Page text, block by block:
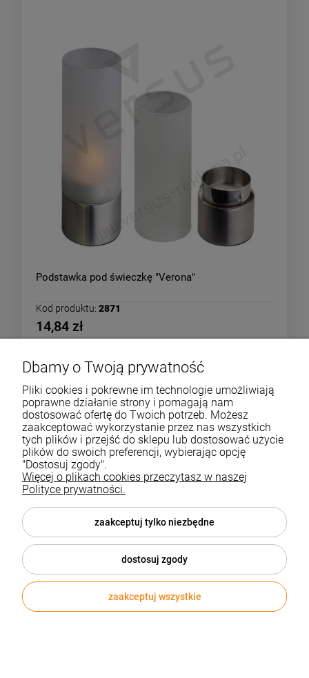
Podstawka pod świeczkę "Verona"
Kod produktu: 2871
14,84 zł
Dbamy o Twoją prywatność
Pliki cookies i pokrewne im technologie umożliwiają
poprawne działanie strony i pomagają nam
dostosować ofertę do Twoich potrzeb. Możesz
zaakceptować wykorzystanie przez nas wszystkich
tych plików i przejść do sklepu lub dostosować użycie
plików do swoich preferencji, wybierając opcję
"Dostosuj zgody".
Więcej o plikach cookies przeczytasz w naszej
Polityce prywatności.
zaakceptuj tylko niezbędne
dostosuj zgody
zaakceptuj wszystkie